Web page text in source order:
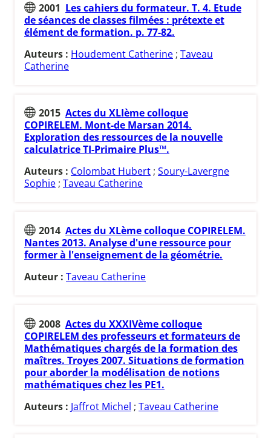
2001 Les cahiers du formateur. T. 4. Etude
de séances de classes filmées : prétexte et
élément de formation. p. 77-82.
Auteurs : Houdement Catherine ; Taveau
Catherine
2015 Actes du XLIème colloque
COPIRELEM. Mont-de Marsan 2014.
Exploration des ressources de la nouvelle
calculatrice TI-Primaire Plus™.
Auteurs : Colombat Hubert ; Soury-Lavergne
Sophie ; Taveau Catherine
2014 Actes du XLème colloque COPIRELEM.
Nantes 2013. Analyse d'une ressource pour
former à l'enseignement de la géométrie.
Auteur : Taveau Catherine
2008 Actes du XXXIVème colloque
COPIRELEM des professeurs et formateurs de
Mathématiques chargés de la formation des
maîtres. Troyes 2007. Situations de formation
pour aborder la modélisation de notions
mathématiques chez les PE1.
Auteurs : Jaffrot Michel ; Taveau Catherine